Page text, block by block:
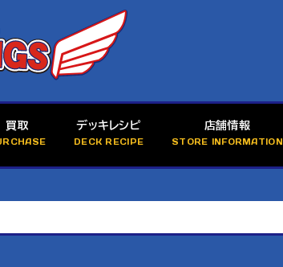
買取 デッキレシピ
DECK RECIPE
店舗情報
STORE INFORMATION